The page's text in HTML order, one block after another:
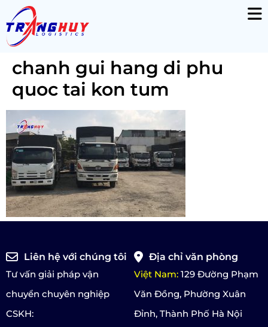
chanh gui hang di phu
quoc tai kon tum
Liên hệ với chúng tôi
Tư vấn giải pháp vận
chuyển chuyên nghiệp
CSKH:
Địa chỉ văn phòng
Việt Nam: 129 Đường Phạm
Văn Đồng, Phường Xuân
Đỉnh, Thành Phố Hà Nội